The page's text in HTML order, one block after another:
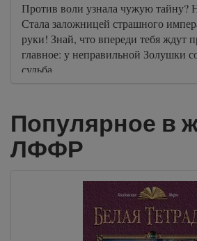
Против воли узнала чужую тайну?
Стала заложницей страшного
руки! Знай, что впереди тебя ждут
главное: у неправильной Золушки
судьба….
Популярное в
ЛФФР